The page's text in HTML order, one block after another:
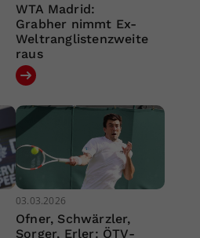
WTA Madrid:
Grabher nimmt Ex-
Weltranglistenzweite
raus
03.03.2026
Ofner, Schwärzler,
Sorger, Erler: ÖTV-